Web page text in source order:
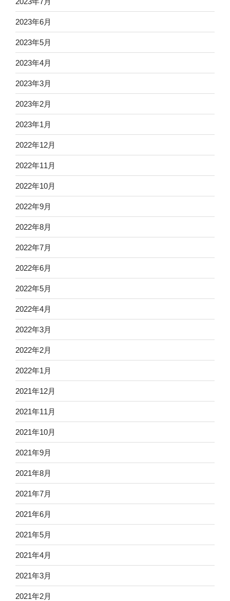
2023年6月
2023年5月
2023年4月
2023年3月
2023年2月
2023年1月
2022年12月
2022年11月
2022年10月
2022年9月
2022年8月
2022年7月
2022年6月
2022年5月
2022年4月
2022年3月
2022年2月
2022年1月
2021年12月
2021年11月
2021年10月
2021年9月
2021年8月
2021年7月
2021年6月
2021年5月
2021年4月
2021年3月
2021年2月